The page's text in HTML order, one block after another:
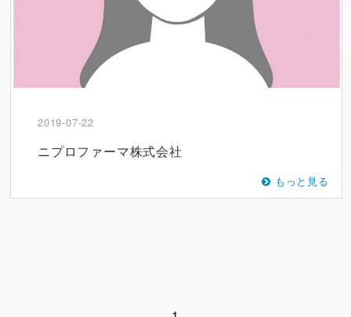
2019-07-22
ニプロファーマ株式会社
もっと見る